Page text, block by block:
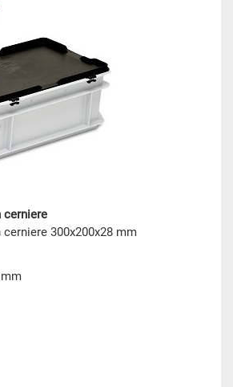
cerniere
300x200x28 mm